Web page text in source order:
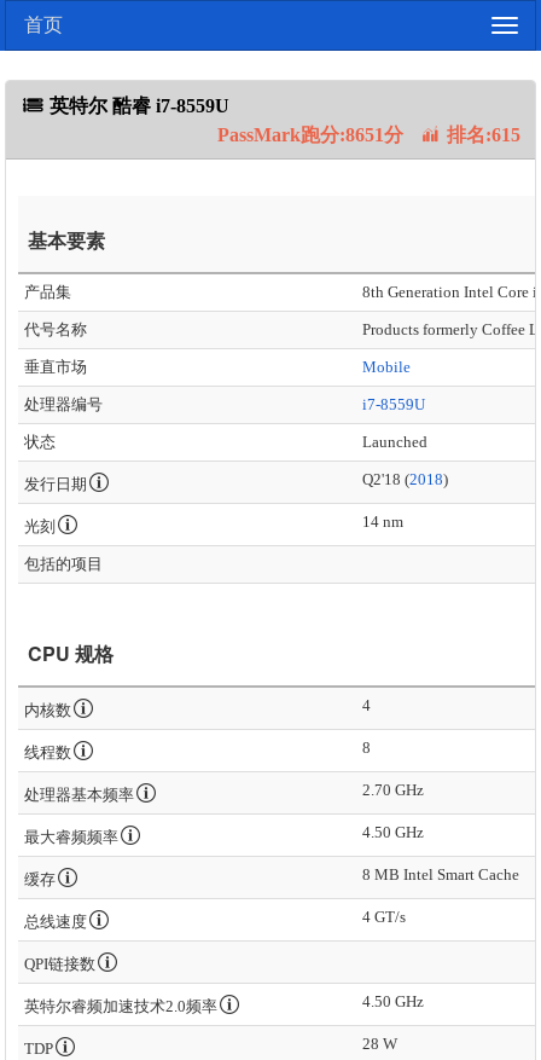
首页
英特尔 酷睿 i7-8559U
PassMark跑分:8651分
排名:615
基本要素
产品集 8th Generation Intel Core
代号名称 Products formerly Coffee
垂直市场 Mobile
处理器编号 i7-8559U
状态 Launched
发行日期 Q2'18 (2018)
光刻 14 nm
包括的项目
CPU 规格
内核数 4
线程数 8
处理器基本频率 2.70 GHz
最大睿频频率 4.50 GHz
缓存 8 MB Intel Smart Cache
总线速度 4 GT/s
QPI链接数
英特尔睿频加速技术2.0频率 4.50 GHz
TDP 28 W